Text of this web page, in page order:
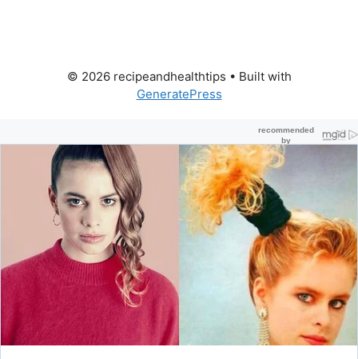
© 2026 recipeandhealthtips • Built with
GeneratePress